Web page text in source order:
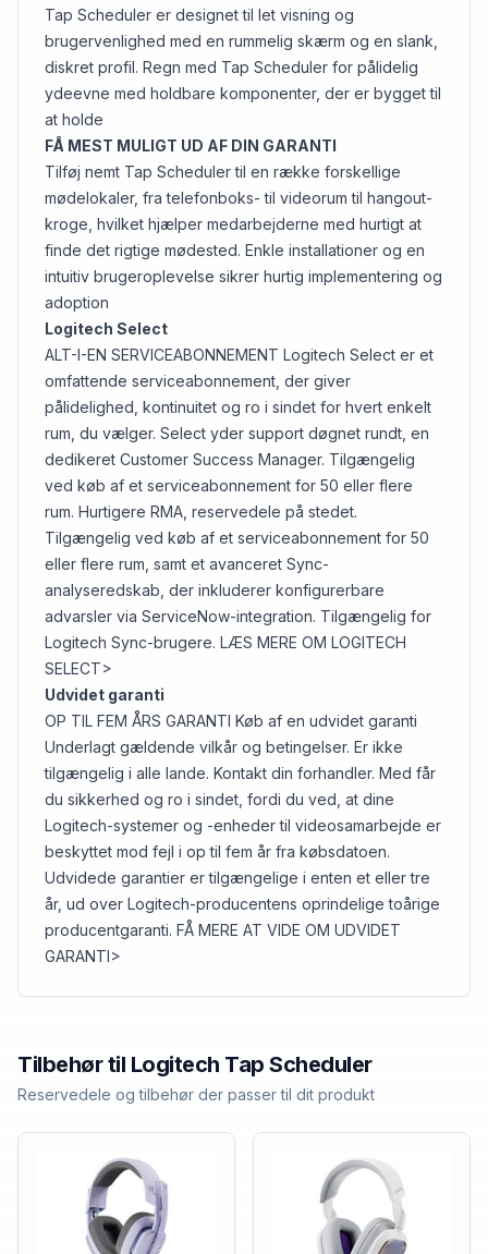
Tap Scheduler er designet til let visning og
brugervenlighed med en rummelig skærm og en slank,
diskret profil. Regn med Tap Scheduler for pålidelig
ydeevne med holdbare komponenter, der er bygget til
at holde
FÅ MEST MULIGT UD AF DIN GARANTI
Tilføj nemt Tap Scheduler til en række forskellige
mødelokaler, fra telefonboks- til videorum til hangout-
kroge, hvilket hjælper medarbejderne med hurtigt at
finde det rigtige mødested. Enkle installationer og en
intuitiv brugeroplevelse sikrer hurtig implementering og
adoption
Logitech Select
ALT-I-EN SERVICEABONNEMENT Logitech Select er et
omfattende serviceabonnement, der giver
pålidelighed, kontinuitet og ro i sindet for hvert enkelt
rum, du vælger. Select yder support døgnet rundt, en
dedikeret Customer Success Manager. Tilgængelig
ved køb af et serviceabonnement for 50 eller flere
rum. Hurtigere RMA, reservedele på stedet.
Tilgængelig ved køb af et serviceabonnement for 50
eller flere rum, samt et avanceret Sync-
analyseredskab, der inkluderer konfigurerbare
advarsler via ServiceNow-integration. Tilgængelig for
Logitech Sync-brugere. LÆS MERE OM LOGITECH
SELECT>
Udvidet garanti
OP TIL FEM ÅRS GARANTI Køb af en udvidet garanti
Underlagt gældende vilkår og betingelser. Er ikke
tilgængelig i alle lande. Kontakt din forhandler. Med får
du sikkerhed og ro i sindet, fordi du ved, at dine
Logitech-systemer og -enheder til videosamarbejde er
beskyttet mod fejl i op til fem år fra købsdatoen.
Udvidede garantier er tilgængelige i enten et eller tre
år, ud over Logitech-producentens oprindelige toårige
producentgaranti. FÅ MERE AT VIDE OM UDVIDET
GARANTI>
Tilbehør til Logitech Tap Scheduler
Reservedele og tilbehør der passer til dit produkt